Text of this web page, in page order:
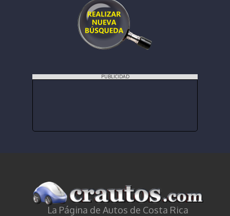
PUBLICIDAD
La Página de Autos de Costa Rica